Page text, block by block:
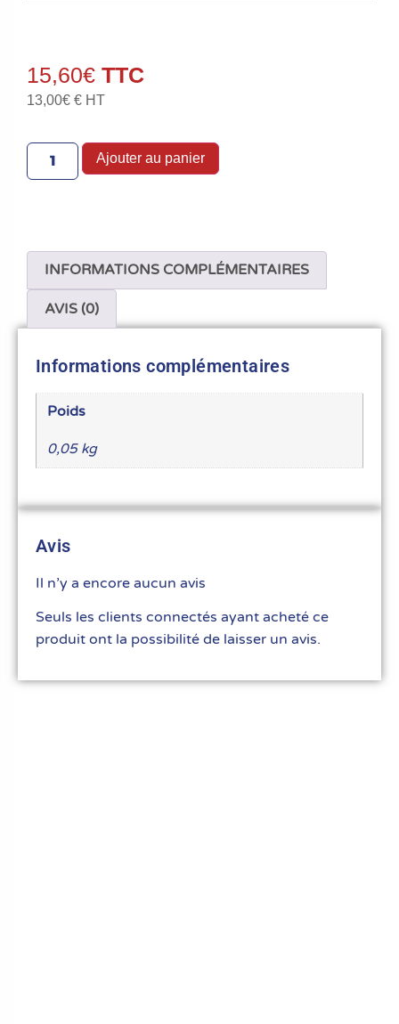
15,60€
13,00€ € HT
Ajouter au panier
INFORMATIONS COMPLÉMENTAIRES
AVIS (0)
Informations complémentaires
Poids
0,05 kg
Avis
Il n’y a encore aucun avis
Seuls les clients connectés ayant acheté ce
produit ont la possibilité de laisser un avis.